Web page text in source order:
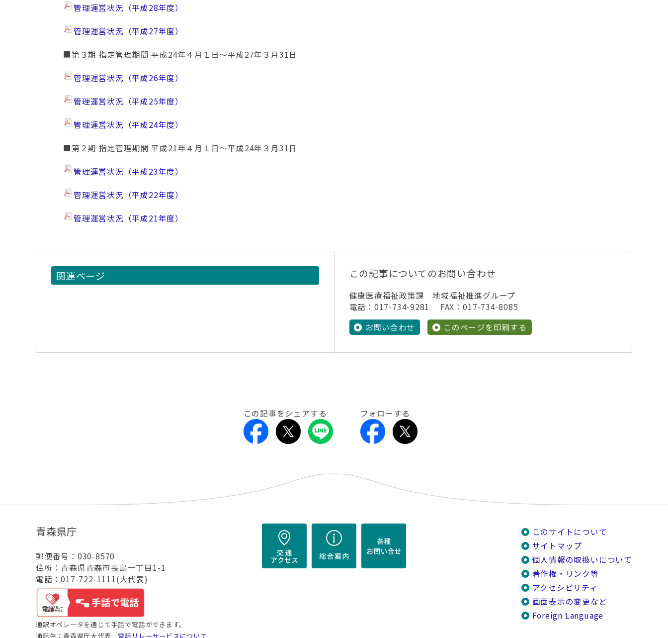
管理運営状況（平成28年度）
管理運営状況（平成27年度）
■第３期 指定管理期間 平成24年４月１日～平成27年３月31日
管理運営状況（平成26年度）
管理運営状況（平成25年度）
管理運営状況（平成24年度）
■第２期 指定管理期間 平成21年４月１日～平成24年３月31日
管理運営状況（平成23年度）
管理運営状況（平成22年度）
管理運営状況（平成21年度）
関連ページ この記事についてのお問い合わせ
健康医療福祉政策課 地域福祉推進グループ
電話：017-734-9281 FAX：017-734-8085
お問い合わせ
このページを印刷する
この記事をシェアする フォローする
青森県庁
郵便番号：030-8570
住所：青森県青森市長島一丁目1-1
電話：017-722-1111(大代表)
通訳オペレータを通じて手話で電話ができます。
通話先：青森県庁大代表 電話リレーサービスについて
このサイトについて
サイトマップ
個人情報の取扱いについて
著作権・リンク等
アクセシビリティ
画面表示の変更など
Foreign Language